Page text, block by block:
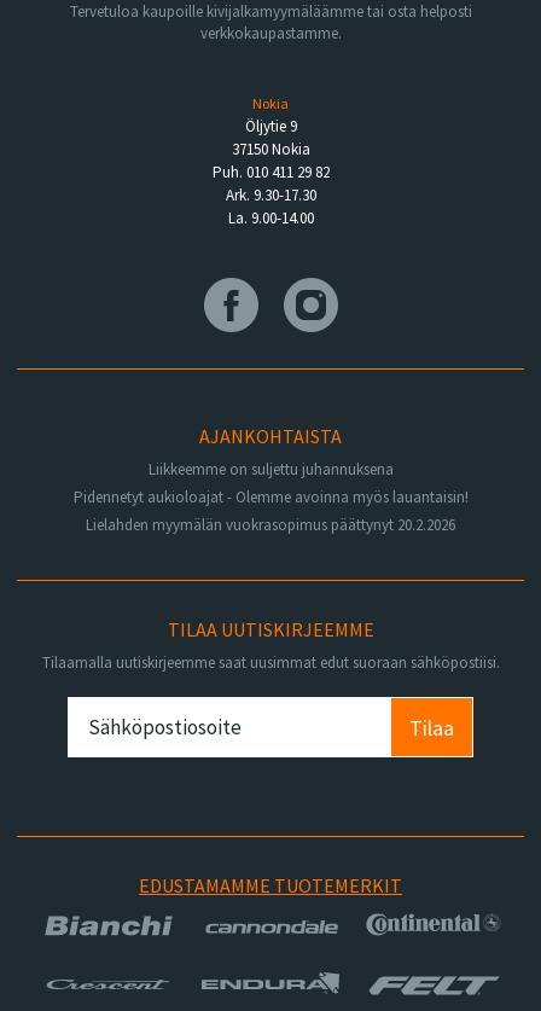
Tervetuloa kaupoille kivijalkamyymäläämme tai osta helposti
verkkokaupastamme.
Nokia
Öljytie 9
37150 Nokia
Puh. 010 411 29 82
Ark. 9.30-17.30
La. 9.00-14.00
AJANKOHTAISTA
Liikkeemme on suljettu juhannuksena
Pidennetyt aukioloajat - Olemme avoinna myös lauantaisin!
Lielahden myymälän vuokrasopimus päättynyt 20.2.2026
TILAA UUTISKIRJEEMME
Tilaamalla uutiskirjeemme saat uusimmat edut suoraan sähköpostiisi.
Tilaa
EDUSTAMAMME TUOTEMERKIT